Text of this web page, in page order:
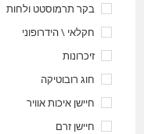
בקר תרמוסטט ולחות
חקלאי \ הידרופוני
זיכרונות
חוג רובוטיקה
חיישן איכות אוויר
חיישן זרם